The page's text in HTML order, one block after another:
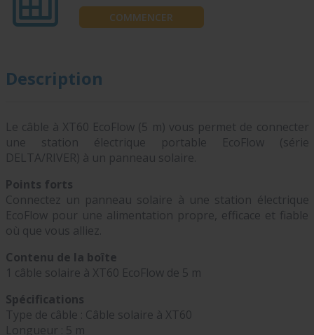
COMMENCER
Description
Le câble à XT60 EcoFlow (5 m) vous permet de connecter
une station électrique portable EcoFlow (série
DELTA/RIVER) à un panneau solaire.
Points forts
Connectez un panneau solaire à une station électrique
EcoFlow pour une alimentation propre, efficace et fiable
où que vous alliez.
Contenu de la boîte
1 câble solaire à XT60 EcoFlow de 5 m
Spécifications
Type de câble : Câble solaire à XT60
Longueur : 5 m